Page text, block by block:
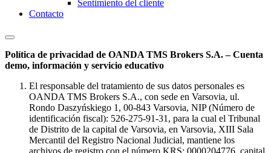
Sentimiento del cliente
Contacto
Política de privacidad de OANDA TMS Brokers S.A. – Cuenta
demo, información y servicio educativo
El responsable del tratamiento de sus datos personales es
OANDA TMS Brokers S.A., con sede en Varsovia, ul.
Rondo Daszyńskiego 1, 00-843 Varsovia, NIP (Número de
identificación fiscal): 526-275-91-31, para la cual el Tribunal
de Distrito de la capital de Varsovia, en Varsovia, XIII Sala
Mercantil del Registro Nacional Judicial, mantiene los
archivos de registro con el número KRS: 0000204776, capital